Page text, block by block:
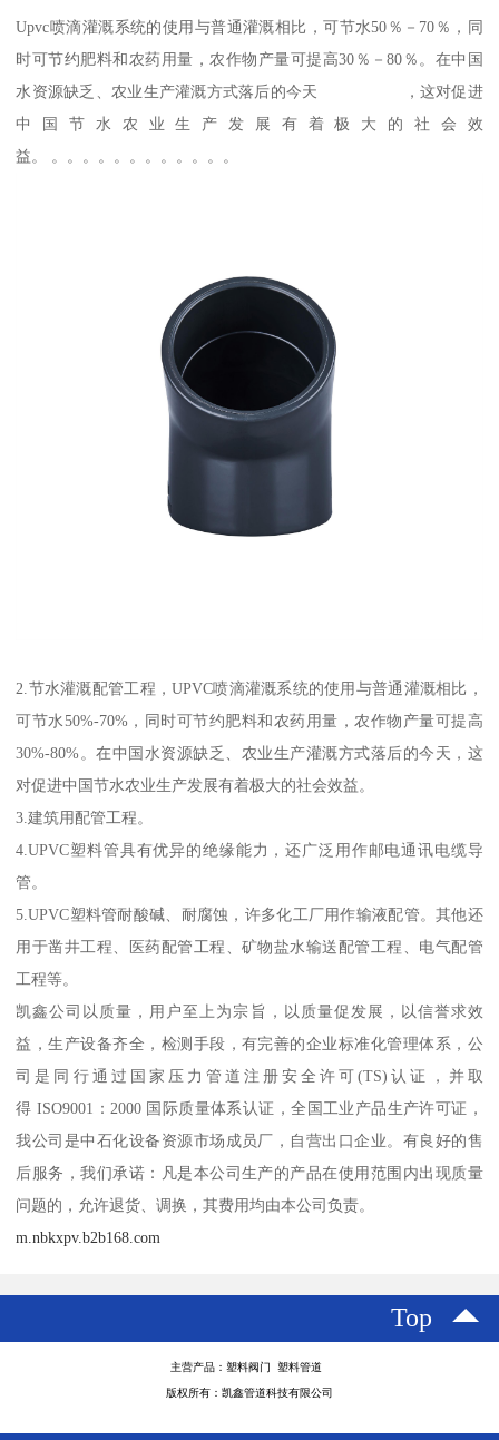
Upvc喷滴灌溉系统的使用与普通灌溉相比，可节水50％－70％，同
时可节约肥料和农药用量，农作物产量可提高30％－80％。在中国
水资源缺乏、农业生产灌溉方式落后的今天 ，这对促进
中国节水农业生产发展有着极大的社会效
益。 。。。。。。。。。。。。
2.节水灌溉配管工程，UPVC喷滴灌溉系统的使用与普通灌溉相比，
可节水50%-70%，同时可节约肥料和农药用量，农作物产量可提高
30%-80%。在中国水资源缺乏、农业生产灌溉方式落后的今天，这
对促进中国节水农业生产发展有着极大的社会效益。
3.建筑用配管工程。
4.UPVC塑料管具有优异的绝缘能力，还广泛用作邮电通讯电缆导
管。
5.UPVC塑料管耐酸碱、耐腐蚀，许多化工厂用作输液配管。其他还
用于凿井工程、医药配管工程、矿物盐水输送配管工程、电气配管
工程等。
凯鑫公司以质量，用户至上为宗旨，以质量促发展，以信誉求效
益，生产设备齐全，检测手段，有完善的企业标准化管理体系，公
司是同行通过国家压力管道注册安全许可(TS)认证，并取
得 ISO9001：2000 国际质量体系认证，全国工业产品生产许可证，
我公司是中石化设备资源市场成员厂，自营出口企业。有良好的售
后服务，我们承诺：凡是本公司生产的产品在使用范围内出现质量
问题的，允许退货、调换，其费用均由本公司负责。
m.nbkxpv.b2b168.com
Top
主营产品：塑料阀门 塑料管道
版权所有：凯鑫管道科技有限公司